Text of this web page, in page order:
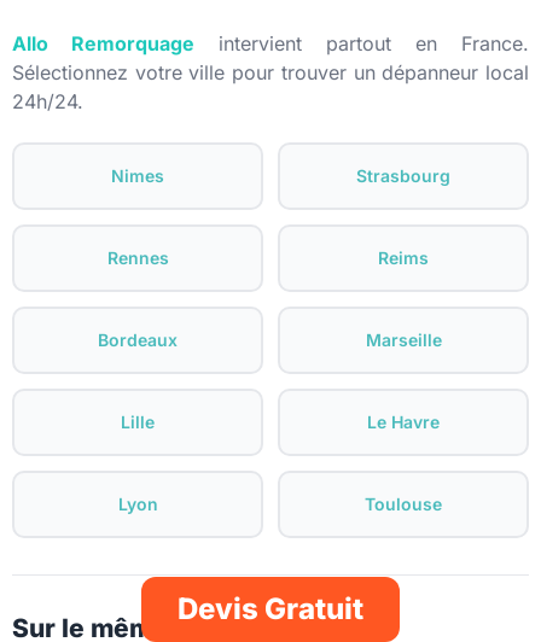
Allo Remorquage intervient partout en France.
Sélectionnez votre ville pour trouver un dépanneur local
24h/24.
Nimes Strasbourg
Rennes Reims
Bordeaux Marseille
Lille Le Havre
Lyon Toulouse
Sur le même thème
Devis Gratuit